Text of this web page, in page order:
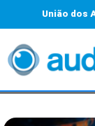
União dos